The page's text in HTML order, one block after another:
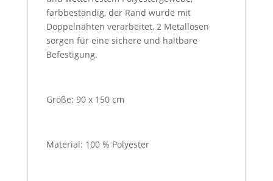
farbbeständig, der Rand wurde mit
Doppelnähten verarbeitet, 2 Metallösen
sorgen für eine sichere und haltbare
Befestigung.
Größe: 90 x 150 cm
Material: 100 % Polyester